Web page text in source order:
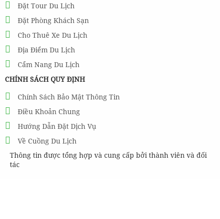
Đặt Tour Du Lịch
Đặt Phòng Khách Sạn
Cho Thuê Xe Du Lịch
Địa Điểm Du Lịch
Cẩm Nang Du Lịch
CHÍNH SÁCH QUY ĐỊNH
Chính Sách Bảo Mật Thông Tin
Điều Khoản Chung
Hướng Dẫn Đặt Dịch Vụ
Về Cuồng Du Lịch
Thông tin được tổng hợp và cung cấp bởi thành viên và đối
tác